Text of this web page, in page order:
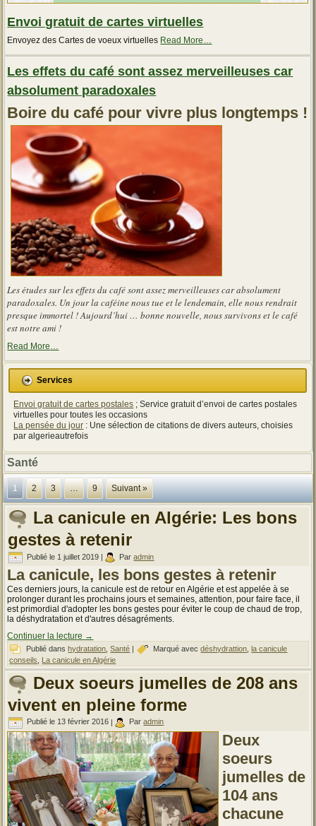
Envoi gratuit de cartes virtuelles
Envoyez des Cartes de voeux virtuelles Read More
gratuit
de
cartes
…
Les effets du café sont assez merveilleuses car
absolument paradoxales
Boire du café pour vivre plus longtemps !
Les études sur les effets du café sont assez merveilleuses car absolument
paradoxales. Un jour la caféine nous tue et le lendemain, elle nous rendrait
presque immortel ! Aujourd’hui … bonne nouvelle, nous survivons et le café
est notre ami !
Read More
effets
du
café
sont
assez
merveilleuses
car
absolument
…
Services
Envoi gratuit de cartes postales ; Service gratuit d’envoi de cartes postales
virtuelles pour toutes les occasions
La pensée du jour : Une sélection de citations de divers auteurs, choisies
par algerieautrefois
Santé
1 2 3 … 9 Suivant »
La canicule en Algérie: Les bons
gestes à retenir
Publié le 1 juillet 2019 | Par admin
La canicule, les bons gestes à retenir
Ces derniers jours, la canicule est de retour en Algérie et est appelée à se
prolonger durant les prochains jours et semaines, attention, pour faire face, il
est primordial d'adopter les bons gestes pour éviter le coup de chaud de trop,
la déshydratation et d'autres désagréments.
Continuer la lecture →
Publié dans hydratation ,Santé | Marqué avec déshydrattion ,la canicule
conseils
La canicule en Algérie
Deux soeurs jumelles de 208 ans
vivent en pleine forme
Publié le 13 février 2016 | Par admin
Deux
soeurs
jumelles de
104 ans
chacune